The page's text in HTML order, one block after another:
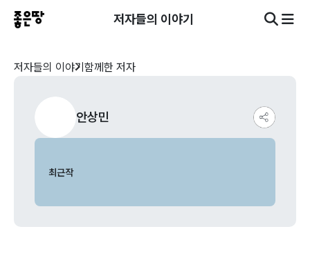
저자들의 이야기
저자들의 이야기 함께한 저자
안상민
최근작